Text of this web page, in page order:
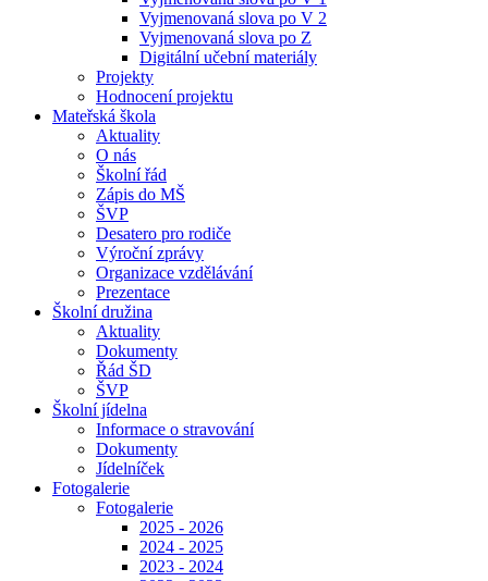
Vyjmenovaná slova po V 2
Vyjmenovaná slova po Z
Digitální učební materiály
Projekty
Hodnocení projektu
Mateřská škola
Aktuality
O nás
Školní řád
Zápis do MŠ
ŠVP
Desatero pro rodiče
Výroční zprávy
Organizace vzdělávání
Prezentace
Školní družina
Aktuality
Dokumenty
Řád ŠD
ŠVP
Školní jídelna
Informace o stravování
Dokumenty
Jídelníček
Fotogalerie
Fotogalerie
2025 - 2026
2024 - 2025
2023 - 2024